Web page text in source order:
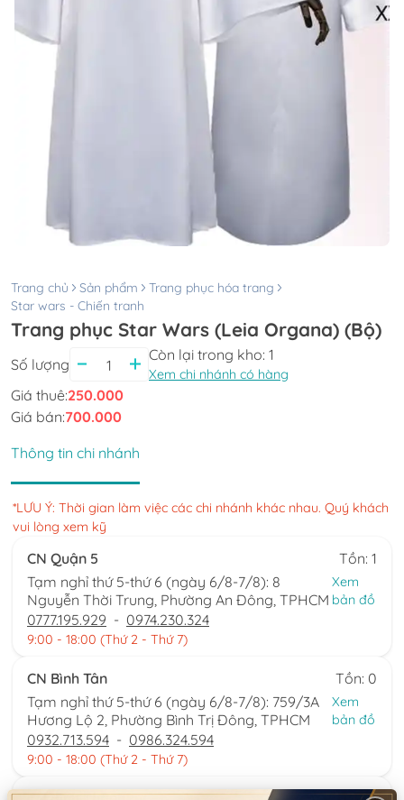
Trang chủ Sản phẩm
Trang phục hóa trang
Star wars - Chiến tranh
Trang phục Star Wars (Leia Organa) (Bộ)
Số lượng
Còn lại trong kho: 1
Xem chi nhánh có hàng
Giá thuê:250.000
Giá bán:700.000
Thông tin chi nhánh
*LƯU Ý: Thời gian làm việc các chi nhánh khác nhau. Quý khách
vui lòng xem kỹ
CN Quận 5
Tồn: 1
Tạm nghỉ thứ 5-thứ 6 (ngày 6/8-7/8): 8
Nguyễn Thời Trung, Phường An Đông, TPHCM
Xem
bản đồ
0777.195.929 - 0974.230.324
9:00 - 18:00 (Thứ 2 - Thứ 7)
CN Bình Tân
Tồn: 0
Tạm nghỉ thứ 5-thứ 6 (ngày 6/8-7/8): 759/3A
Hương Lộ 2, Phường Bình Trị Đông, TPHCM
Xem
bản đồ
0932.713.594 - 0986.324.594
9:00 - 18:00 (Thứ 2 - Thứ 7)